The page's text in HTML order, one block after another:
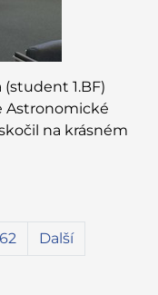
(student 1.BF)
Astronomické
na krásném
62 Další